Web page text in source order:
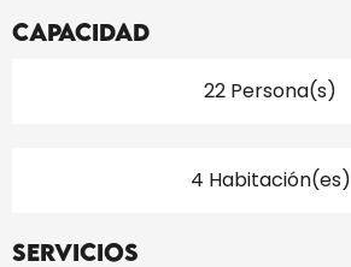
Capacidad
22 Persona(s)
4 Habitación(es)
Servicios